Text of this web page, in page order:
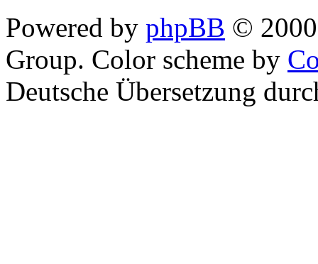
Powered by phpBB ©
Group. Color scheme by
Deutsche Übersetzung